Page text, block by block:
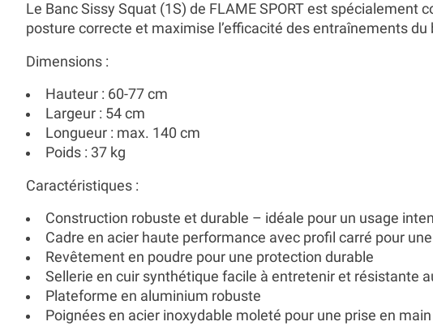
Le Banc Sissy Squat (1S) de FLAME SPORT est spécialement
posture correcte et maximise l’efficacité des entraînements du
Dimensions :
Hauteur : 60-77 cm
Largeur : 54 cm
Longueur : max. 140 cm
Poids : 37 kg
Caractéristiques :
Construction robuste et durable – idéale pour un usage
Cadre en acier haute performance avec profil carré pour
Revêtement en poudre pour une protection durable
Sellerie en cuir synthétique facile à entretenir et résistante
Plateforme en aluminium robuste
Poignées en acier inoxydable moleté pour une prise en